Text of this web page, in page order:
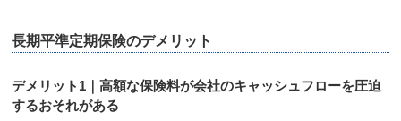
長期平準定期保険のデメリット
デメリット1｜高額な保険料が会社のキャッシュフローを圧迫
するおそれがある